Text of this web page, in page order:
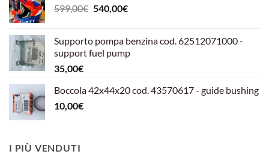
599,00€ Il
era:
599,00€.
540,00€Il
è:
540,00€.
Supporto pompa benzina cod. 62512071000 -
support fuel pump
35,00€
Boccola 42x44x20 cod. 43570617 - guide bushing
10,00€
I PIÙ VENDUTI